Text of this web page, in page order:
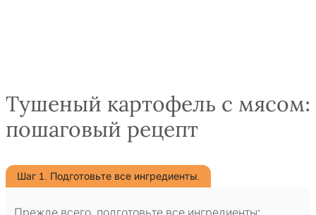
Тушеный картофель с мясом:
пошаговый рецепт
Шаг 1. Подготовьте все ингредиенты.